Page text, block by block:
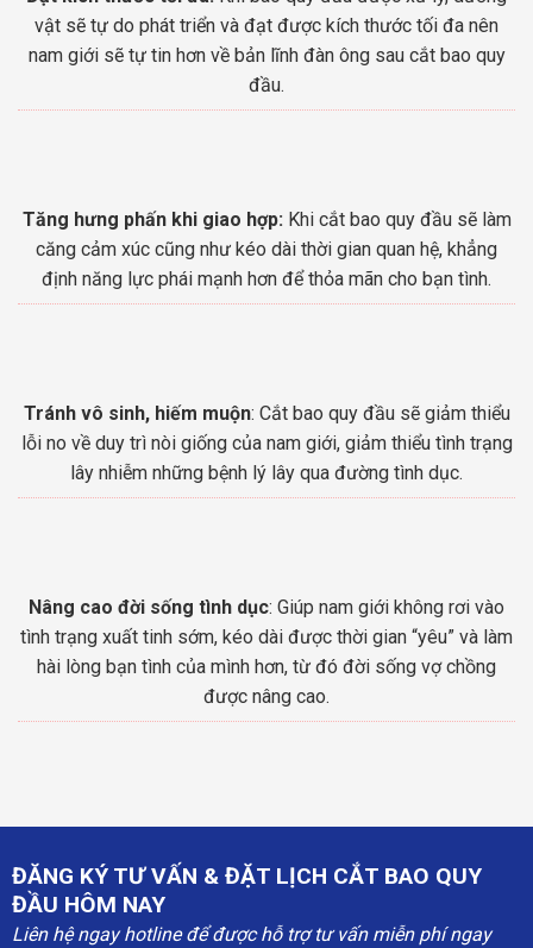
vật sẽ tự do phát triển và đạt được kích thước tối đa nên
nam giới sẽ tự tin hơn về bản lĩnh đàn ông sau cắt bao quy
đầu.
Tăng hưng phấn khi giao hợp: Khi cắt bao quy đầu sẽ làm
căng cảm xúc cũng như kéo dài thời gian quan hệ, khẳng
định năng lực phái mạnh hơn để thỏa mãn cho bạn tình.
Tránh vô sinh, hiếm muộn: Cắt bao quy đầu sẽ giảm thiểu
lỗi no về duy trì nòi giống của nam giới, giảm thiểu tình trạng
lây nhiễm những bệnh lý lây qua đường tình dục.
Nâng cao đời sống tình dục: Giúp nam giới không rơi vào
tình trạng xuất tinh sớm, kéo dài được thời gian “yêu” và làm
hài lòng bạn tình của mình hơn, từ đó đời sống vợ chồng
được nâng cao.
ĐĂNG KÝ TƯ VẤN & ĐẶT LỊCH CẮT BAO QUY
ĐẦU HÔM NAY
Liên hệ ngay hotline để được hỗ trợ tư vấn miễn phí ngay